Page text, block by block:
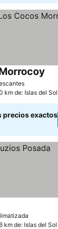
precios exactos